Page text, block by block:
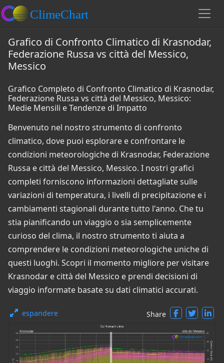
Grafico di Confronto Climatico di Krasnodar,
Federazione Russa vs città del Messico,
Messico
Grafico Completo di Confronto Climatico di Krasnodar,
Federazione Russa vs città del Messico, Messico:
Medie Mensili e Tendenze di Impatto
Benvenuto nel nostro strumento di confronto
climatico, dove puoi esplorare e confrontare le
condizioni meteorologiche di Krasnodar, Federazione
Russa e città del Messico, Messico. I nostri grafici
completi forniscono informazioni dettagliate sulle
variazioni di temperatura, i livelli di precipitazione e i
cambiamenti stagionali durante tutto l'anno. Che tu
stia pianificando un viaggio o sia semplicemente
curioso del clima, il nostro strumento ti aiuta a
comprendere le condizioni meteorologiche uniche di
questi luoghi. Scopri il momento migliore per visitare
Krasnodar e città del Messico e prendi decisioni di
viaggio informate basate su dati climatici accurati.
espandere Share